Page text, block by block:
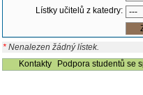
Lístky učitelů z katedry:
* Nenalezen žádný lístek.
Kontakty
Podpora studentů se